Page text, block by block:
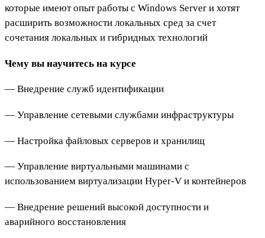
которые имеют опыт работы с Windows Server и хотят
расширить возможности локальных сред за счет
сочетания локальных и гибридных технологий
Чему вы научитесь на курсе
— Внедрение служб идентификации
— Управление сетевыми службами инфраструктуры
— Настройка файловых серверов и хранилищ
— Управление виртуальными машинами с
использованием виртуализации Hyper-V и контейнеров
— Внедрение решений высокой доступности и
аварийного восстановления